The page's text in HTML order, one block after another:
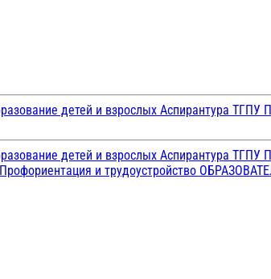
детей и взрослых Аспирантура ТГПУ
детей и взрослых Аспирантура ТГПУ
Профориентация и трудоустройство